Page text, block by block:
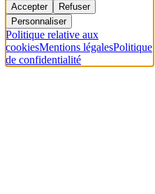
Accepter
Refuser
Personnaliser
Politique relative aux
cookiesMentions légalesPolitique
de confidentialité